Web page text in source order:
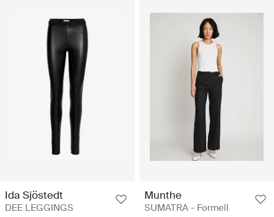
Ida Sjöstedt
DEE LEGGINGS
Munthe
SUMATRA - Formell